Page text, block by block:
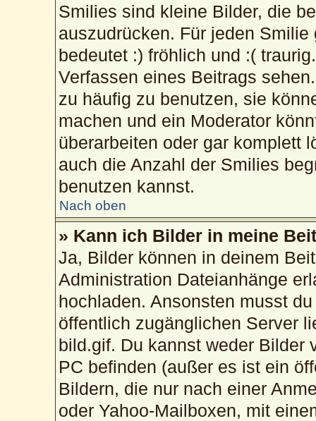
Smilies sind kleine Bilder, die
auszudrücken. Für jeden
bedeutet :) fröhlich und :(
Verfassen eines Beitrags
zu häufig zu benutzen, sie
machen und ein Moderator
überarbeiten oder gar komplett
auch die Anzahl der Smilies
benutzen kannst.
Nach oben
» Kann ich Bilder in meine
Ja, Bilder können in deinem
Administration Dateianhänge
hochladen. Ansonsten musst
öffentlich zugänglichen Server
bild.gif. Du kannst weder Bilder
PC befinden (außer es ist ein
Bildern, die nur nach einer
oder Yahoo-Mailboxen, mit